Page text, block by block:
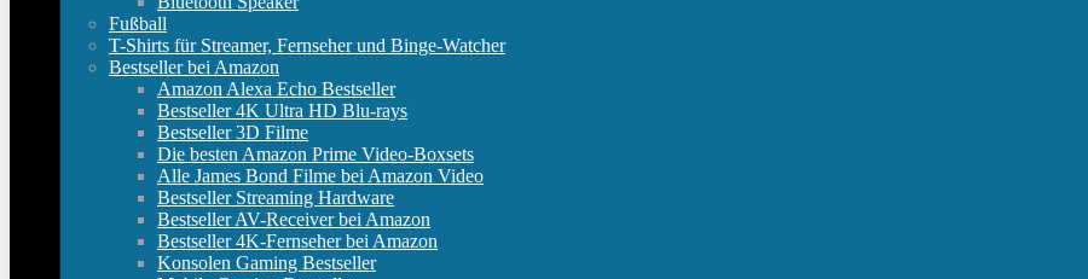
Fußball
T-Shirts für Streamer, Fernseher und Binge-Watcher
Bestseller bei Amazon
Amazon Alexa Echo Bestseller
Bestseller 4K Ultra HD Blu-rays
Bestseller 3D Filme
Die besten Amazon Prime Video-Boxsets
Alle James Bond Filme bei Amazon Video
Bestseller Streaming Hardware
Bestseller AV-Receiver bei Amazon
Bestseller 4K-Fernseher bei Amazon
Konsolen Gaming Bestseller